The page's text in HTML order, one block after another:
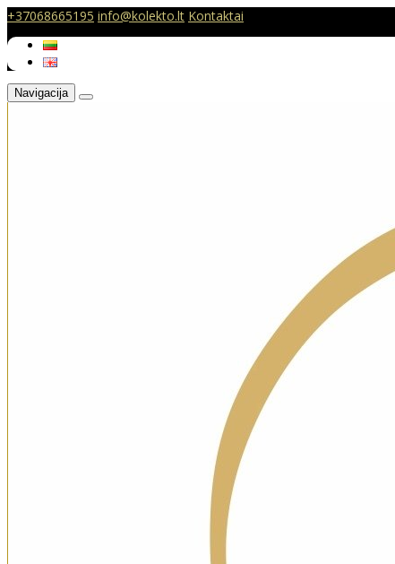
+37068665195 info@kolekto.lt Kontaktai
Navigacija